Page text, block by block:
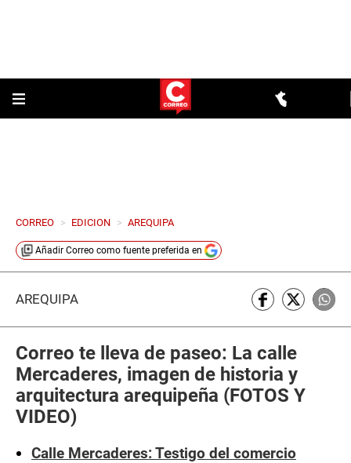
CORREO > EDICION > AREQUIPA
Añadir Correo como fuente preferida en
AREQUIPA
Correo te lleva de paseo: La calle
Mercaderes, imagen de historia y
arquitectura arequipeña (FOTOS Y
VIDEO)
Calle Mercaderes: Testigo del comercio